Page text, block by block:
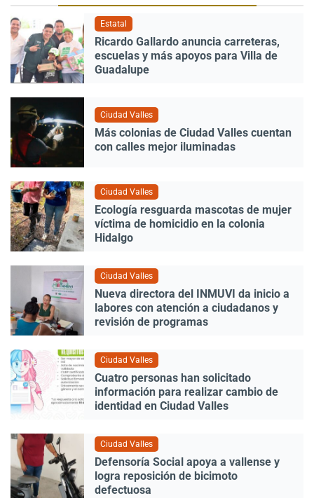
Estatal
Ricardo Gallardo anuncia carreteras,
escuelas y más apoyos para Villa de
Guadalupe
Ciudad Valles
Más colonias de Ciudad Valles cuentan
con calles mejor iluminadas
Ciudad Valles
Ecología resguarda mascotas de mujer
víctima de homicidio en la colonia
Hidalgo
Ciudad Valles
Nueva directora del INMUVI da inicio a
labores con atención a ciudadanos y
revisión de programas
Ciudad Valles
Cuatro personas han solicitado
información para realizar cambio de
identidad en Ciudad Valles
Ciudad Valles
Defensoría Social apoya a vallense y
logra reposición de bicimoto
defectuosa